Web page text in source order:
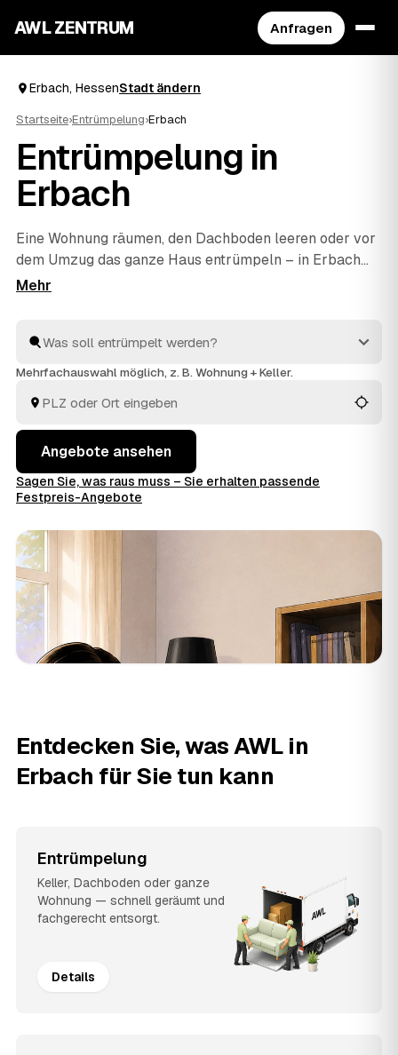
AWL ZENTRUM Anfragen
Erbach, HessenStadt ändern
Startseite›Entrümpelung›Erbach
Entrümpelung in
Erbach
Eine Wohnung räumen, den Dachboden leeren oder vor
dem Umzug das ganze Haus entrümpeln – in Erbach
müssen Sie sich dafür nicht selbst auf die Suche nach
geprüften Anbietern aus der Umgebung. Egal ob kleiner
Auftrag oder kompletteHaushaltsauflösung
entsorgt.
Mehrfachauswahl möglich, z. B. Wohnung + Keller.
Angebote ansehen
Sagen Sie, was raus muss – Sie erhalten passende
Festpreis-Angebote
Entdecken Sie, was AWL in
Erbach für Sie tun kann
Entrümpelung
Keller, Dachboden oder ganze
Wohnung — schnell geräumt und
fachgerecht entsorgt.
Details